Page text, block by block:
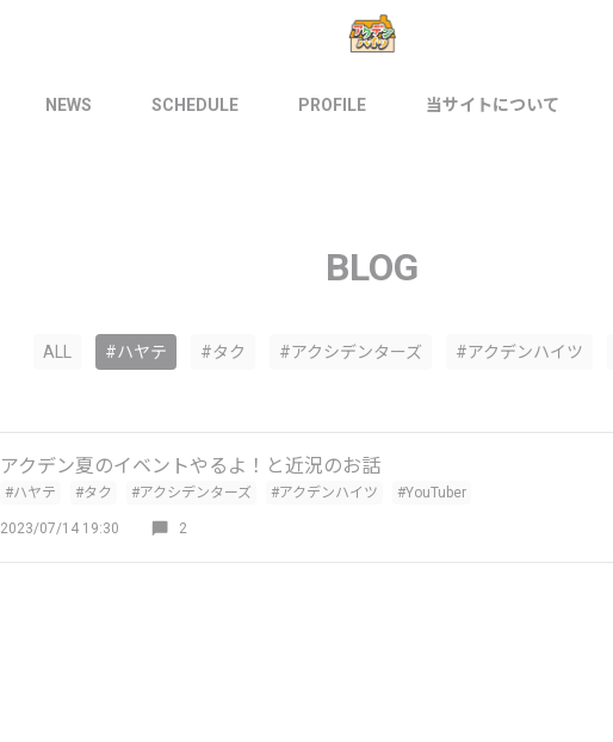
NEWS SCHEDULE PROFILE 当サイトについて
BLOG
ALL #ハヤテ #タク #アクシデンターズ #アクデンハイツ
アクデン夏のイベントやるよ！と近況のお話
#ハヤテ #タク #アクシデンターズ #アクデンハイツ #YouTuber
2023/07/14 19:30 2